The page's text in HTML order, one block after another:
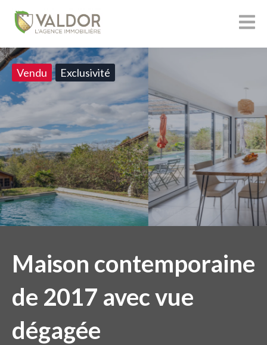
Vendu Exclusivité
Maison contemporaine
de 2017 avec vue
dégagée